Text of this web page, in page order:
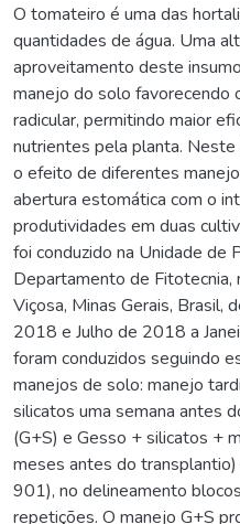
O tomateiro é uma das
quantidades de água. Uma
aproveitamento deste
manejo do solo favorecendo
radicular, permitindo maior
nutrientes pela planta.
o efeito de diferentes
abertura estomática com o
produtividades em duas
foi conduzido na Unidade de
Departamento de Fitotecnia,
Viçosa, Minas Gerais, Brasil,
2018 e Julho de 2018 a
foram conduzidos seguindo
manejos de solo: manejo
silicatos uma semana antes
(G+S) e Gesso + silicatos +
meses antes do
901), no delineamento
repetições. O manejo G+S